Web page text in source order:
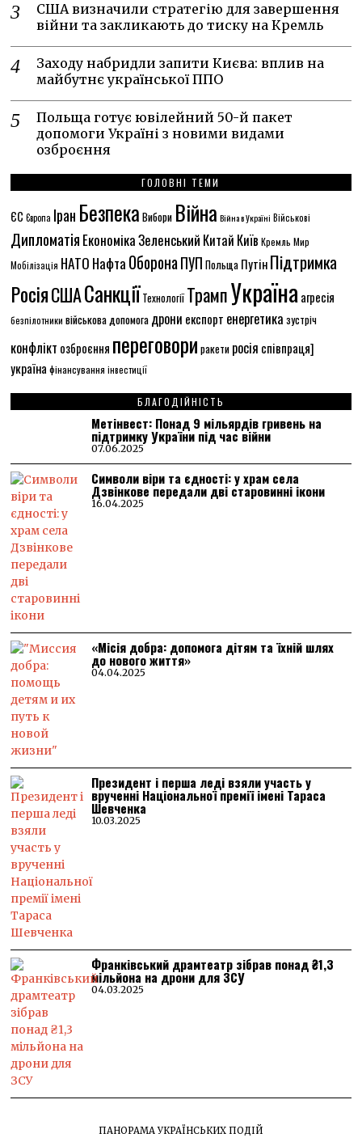
США визначили стратегію для завершення
війни та закликають до тиску на Кремль
Заходу набридли запити Києва: вплив на
майбутнє української ППО
Польща готує ювілейний 50-й пакет
допомоги Україні з новими видами
озброєння
ГОЛОВНІ ТЕМИ
ЄС Європа Іран Безпека Вибори Війна Війна в Україні Військові
Дипломатія ЕкономікаЗеленський Китай Київ Кремль Мир
Мобілізація НАТО Нафта ОборонаПУП Польща ПутінПідтримка
РосіяСШАСанкціїТехнологіїТрампУкраїна агресія
безпілотники військова допомога дрони експорт енергетика зустріч
конфлікт озброєння переговори ракети росія співпраця]
україна фінансування інвестиції
БЛАГОДІЙНІСТЬ
Метінвест: Понад 9 мільярдів гривень на
підтримку України під час війни
07.06.2025
Символи віри та єдності: у храм села
Дзвінкове передали дві старовинні ікони
16.04.2025
«Місія добра: допомога дітям та їхній шлях
до нового життя»
04.04.2025
Президент і перша леді взяли участь у
врученні Національної премії імені Тараса
Шевченка
10.03.2025
Франківський драмтеатр зібрав понад ₴1,3
мільйона на дрони для ЗСУ
04.03.2025
ПАНОРАМА УКРАЇНСЬКИХ ПОДІЙ